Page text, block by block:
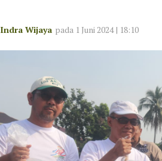
Indra Wijaya pada 1 Juni 2024 | 18:10